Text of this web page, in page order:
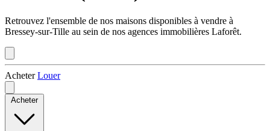
Retrouvez l'ensemble de nos maisons disponibles à vendre à
Bressey-sur-Tille au sein de nos agences immobilières Laforêt.
AcheterLouer
Acheter